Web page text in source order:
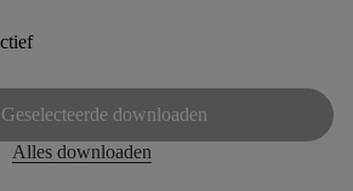
Geselecteerde downloaden
Alles downloaden